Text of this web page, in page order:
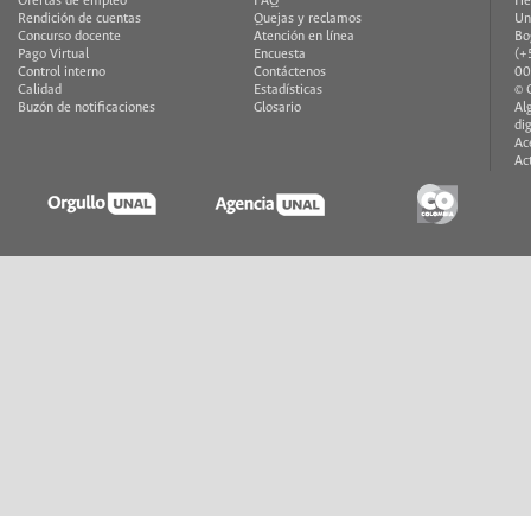
Rendición de cuentas
Concurso docente
Pago Virtual
Control interno
Calidad
Buzón de notificaciones
Quejas y reclamos
Atención en línea
Encuesta
Contáctenos
Estadísticas
Glosario
©